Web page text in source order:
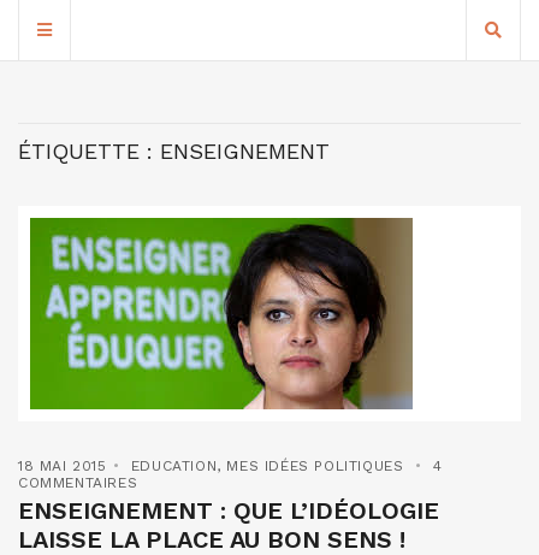
ÉTIQUETTE : ENSEIGNEMENT
18 MAI 2015 EDUCATION, MES IDÉES POLITIQUES
4
COMMENTAIRES
ENSEIGNEMENT : QUE L’IDÉOLOGIE
LAISSE LA PLACE AU BON SENS !